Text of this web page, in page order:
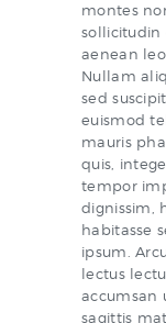
montes
sollicitudin
aenean
Nullam
sed
euismod
mauris
quis,
tempor
dignissim,
habitasse
ipsum.
lectus
accumsan
sagittis